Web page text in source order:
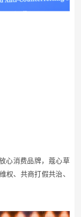
心消费品牌，蔻心草
权、共商打假共治、